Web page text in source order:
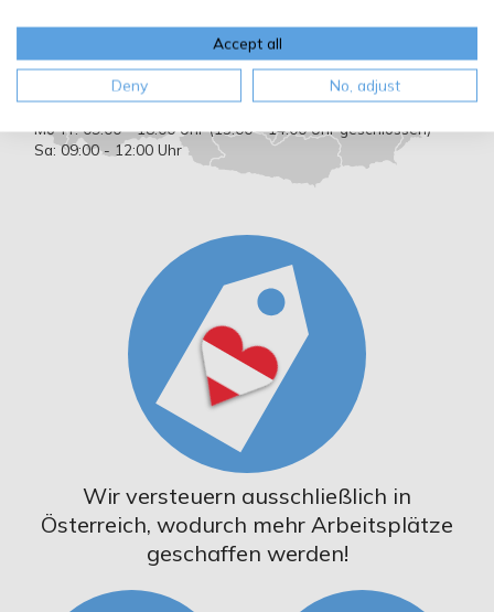
Hammerstraße 1
Österreich
Öffnungszeiten:
Mo-Fr: 09:00 - 18:00 Uhr (13:00 - 14:00 Uhr geschlossen)
Sa: 09:00 - 12:00 Uhr
E-mail:neunkirchen@autoteile-
Tel.:+43 (0) 170 781 16 70
Whatsapp:+43 (0) 660
Wir versteuern ausschließlich in
Österreich, wodurch mehr Arbeitsplätze
geschaffen werden!
Accept all
Deny No, adjust